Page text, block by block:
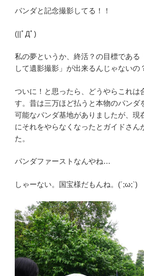
パンダと記念撮影してる！！
(||ﾟДﾟ)
私の夢というか、終活？の目標である
して遺影撮影」が出来るんじゃないの
ついに！と思ったら、どうやらこれは
す。昔は三万ほど払うと本物のパンダ
可能なパンダ基地がありましたが、現
にそれをやらなくなったとガイドさん
た。
パンダファーストなんやね…
しゃーない。国宝様だもんね。(´;ω;`)